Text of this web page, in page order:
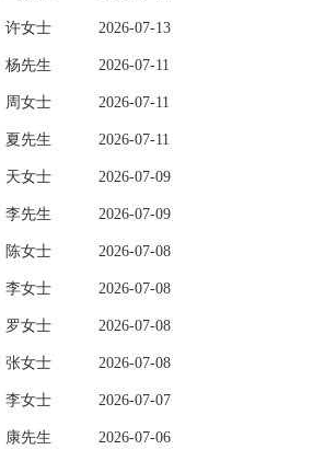
许女士 2026-07-13
杨先生 2026-07-11
周女士 2026-07-11
夏先生 2026-07-11
天女士 2026-07-09
李先生 2026-07-09
陈女士 2026-07-08
李女士 2026-07-08
罗女士 2026-07-08
张女士 2026-07-08
李女士 2026-07-07
康先生 2026-07-06